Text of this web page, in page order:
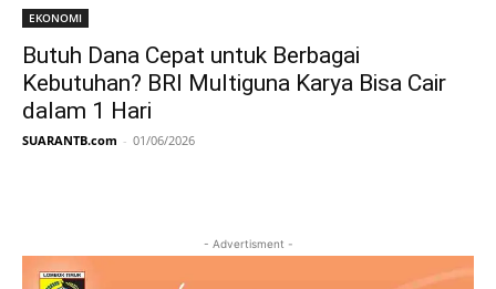
EKONOMI
Butuh Dana Cepat untuk Berbagai
Kebutuhan? BRI Multiguna Karya Bisa Cair
dalam 1 Hari
SUARANTB.com - 01/06/2026
- Advertisment -